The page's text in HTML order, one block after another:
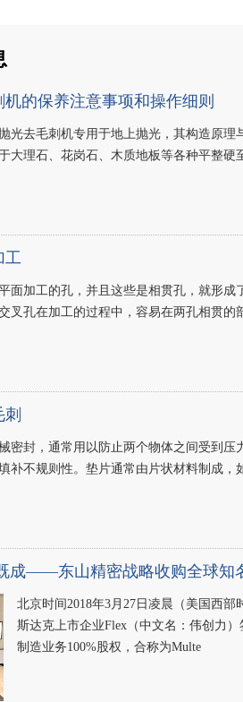
的保养注意事项和操作细则
光去毛刺机专用于地上抛光，其构造原
大理石、花岗石、木质地板等各种平整
工
面加工的孔，并且这些是相贯孔，就形
叉孔在加工的过程中，容易在两孔相贯
密封，通常用以防止两个物体之间受到
补不规则性。垫片通常由片状材料制成
成——东山精密战略收购全球知
北京时间2018年3月27日凌晨（美国西
斯达克上市企业Flex（中文名：伟创力
制造业务100%股权，合称为Multe